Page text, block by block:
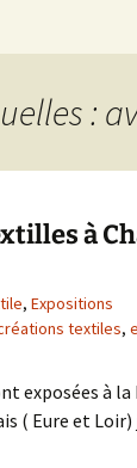
:
à
, Expositions
textiles,
exposées à
( Eure et Loir)